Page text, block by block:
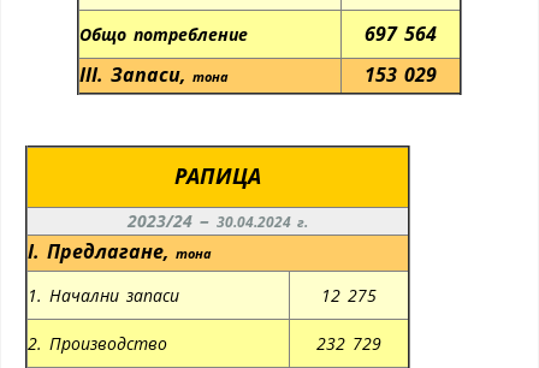
Общо потребление
697 564
III. Запаси, тона 153 029
РАПИЦА
2023/24 – 30.04.2024 г.
I. Предлагане, тона
1. Начални запаси 12 275
2. Производство
232 729